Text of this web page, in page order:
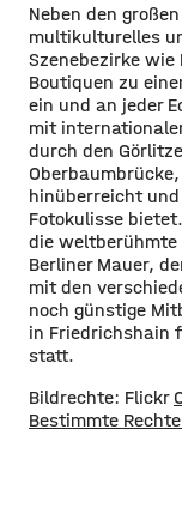
Neben den
multikulturelles
Szenebezirke
Boutiquen zu
ein und an jeder
mit
durch den
hinüberreicht
Fotokulisse
die weltberühmte
Berliner Mauer,
mit den
noch günstige
in Friedrichshain
statt.
Bildrechte: Flickr
Bestimmte